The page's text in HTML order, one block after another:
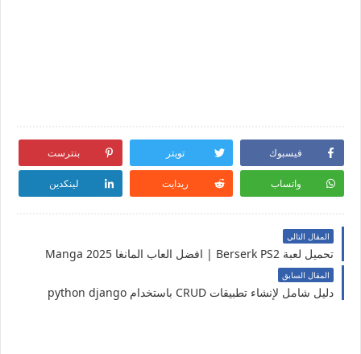
فيسبوك تويتر بنترست
واتساب ريدايت لينكدين
المقال التالي
تحميل لعبة Berserk PS2 | افضل العاب المانغا Manga 2025
المقال السابق
دليل شامل لإنشاء تطبيقات CRUD باستخدام python django